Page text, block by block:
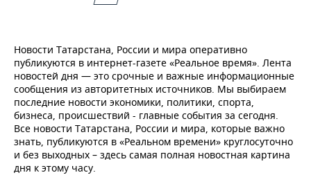
Новости Татарстана, России и мира оперативно
публикуются в интернет-газете «Реальное время». Лента
новостей дня — это срочные и важные информационные
сообщения из авторитетных источников. Мы выбираем
последние новости экономики, политики, спорта,
бизнеса, происшествий - главные события за сегодня.
Все новости Татарстана, России и мира, которые важно
знать, публикуются в «Реальном времени» круглосуточно
и без выходных – здесь самая полная новостная картина
дня к этому часу.